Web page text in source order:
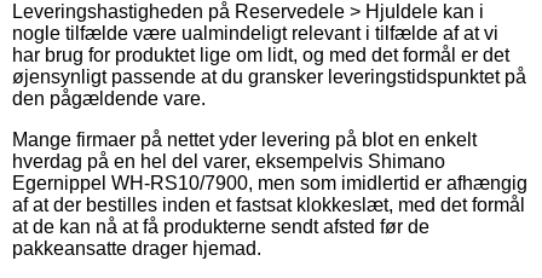
Leveringshastigheden på Reservedele > Hjuldele kan i
nogle tilfælde være ualmindeligt relevant i tilfælde af at vi
har brug for produktet lige om lidt, og med det formål er det
øjensynligt passende at du gransker leveringstidspunktet på
den pågældende vare.
Mange firmaer på nettet yder levering på blot en enkelt
hverdag på en hel del varer, eksempelvis Shimano
Egernippel WH-RS10/7900, men som imidlertid er afhængig
af at der bestilles inden et fastsat klokkeslæt, med det formål
at de kan nå at få produkterne sendt afsted før de
pakkeansatte drager hjemad.